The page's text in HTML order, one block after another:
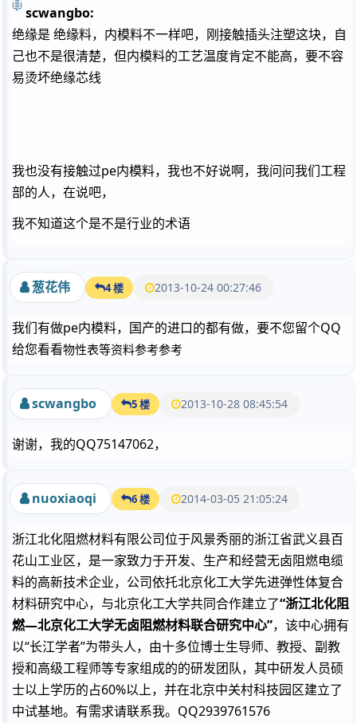
scwangbo:
绝缘是 绝缘料，内模料不一样吧，刚接触插头注塑这块，自
己也不是很清楚，但内模料的工艺温度肯定不能高，要不容
易烫坏绝缘芯线
我也没有接触过pe内模料，我也不好说啊，我问问我们工程
部的人，在说吧，
我不知道这个是不是行业的术语
葱花伟 4 楼 2013-10-24 00:27:46
我们有做pe内模料，国产的进口的都有做，要不您留个QQ
给您看看物性表等资料参考参考
scwangbo 5 楼 2013-10-28 08:45:54
谢谢，我的QQ75147062，
nuoxiaoqi 6 楼 2014-03-05 21:05:24
浙江北化阻燃材料有限公司位于风景秀丽的浙江省武义县百
花山工业区，是一家致力于开发、生产和经营无卤阻燃电缆
料的高新技术企业，公司依托北京化工大学先进弹性体复合
材料研究中心，与北京化工大学共同合作建立了“浙江北化阻
燃—北京化工大学无卤阻燃材料联合研究中心”，该中心拥有
以“长江学者”为带头人，由十多位博士生导师、教授、副教
授和高级工程师等专家组成的的研发团队，其中研发人员硕
士以上学历的占60%以上，并在北京中关村科技园区建立了
中试基地。有需求请联系我。QQ2939761576